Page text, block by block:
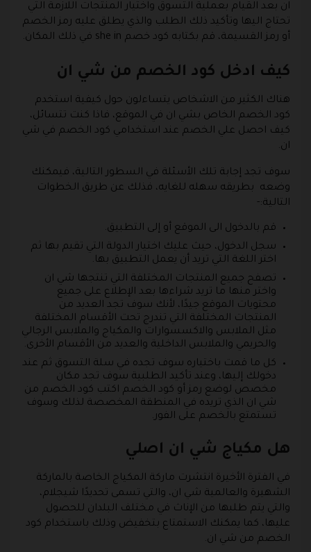
ان بعد القيام بعملية التسوق واختيار المنتجات اللازمة التي
تحتاج اليها وتأكيد ذلك الطلب والذي يطلق عليه رمز الخصم
أو رمز القسيمة، قم بكتابه كود خصم she in في ذلك المكان.
كيف ادخل كود الخصم من شي ان
هناك الكثير من الاشخاص يتساءلون حول كيفية استخدم
كود الخصم الخاص بشي ان في الموقع، فاذا كنت تتسائل،
كيف احصل علي الخصم عند استخدامي كود الخصم في شي
ان.
سوف تجد إجابة تلك الأسئلة في السطور التالية، فيمكنك
وضعه بطريقه سهله للغايه، فذلك عن طريق الخطوات
التالية:-
قم بالدخول الى الموقع أو إلى التطبيق.
سجل الدخول، حيث عليك اختيار الدولة التي تقيم بها ثم
اختر اللغة التي تريد أن يعمل التطبيق بها.
تصفح جميع المنتجات المختلفة التي تنتجها شي ان
واختر منها ما تريد شراءها بعد الإطلاع على جميع
محتويات الموقع جيدًا، لأنك سوف تجد العديد من
المنتجات المختلفة التي تندرج تحت الأقسام المختلفة
مثل الملابس والاكسسوارات والمكياج والملابس الرجالي
والحريمي والملابس الداخلية والعديد من الأقسام الأخرى.
كل ما قمت باختياره سوف تجده في سلة التسوق ثم عند
دخولك إليها، وعند تأكيد الطلبية سوف تجد مكان
مخصص لوضع رمز أو كود الخصم اكتب كود الخصم من
شي ان الذي تريده في المنطقة المخصصة لذلك وسوف
تستمتع بالخصم على الفور.
هل مكياج شي ان اصلي
في الفترة الأخيرة انتشرت ماركة المكياج الخاصة بالماركة
الشهيرة والعالمية شي ان، والتي تسمى تحديدًا شيجلام،
والتي يتم طلبها من الإناث في مختلف البلدان للحصول
عليها، كما يمكنك الاستمتاع بتخفيض وذلك باستخدام كود
الخصم من شي ان.